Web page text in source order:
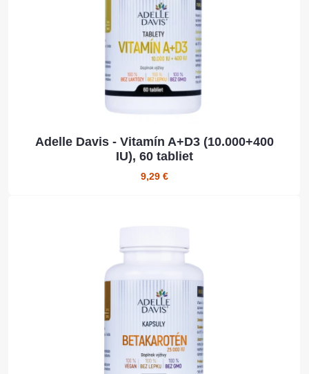
Adelle Davis - Vitamín A+D3 (10.000+400
IU), 60 tabliet
9,29 €